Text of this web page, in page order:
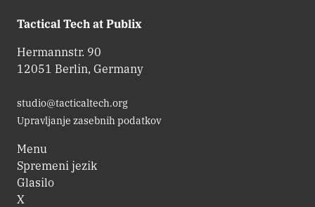
Tactical Tech at Publix
Hermannstr. 90
12051 Berlin, Germany
studio@tacticaltech.org
Upravljanje zasebnih podatkov
Menu
Spremeni jezik
Glasilo
X